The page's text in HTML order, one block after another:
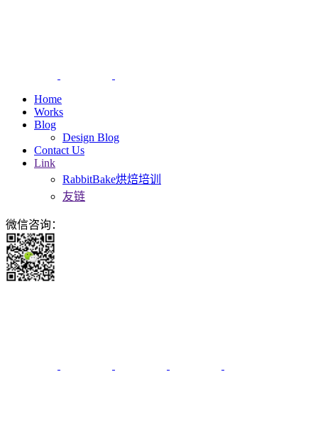
Home
Works
Blog
Design Blog
Contact Us
Link
RabbitBake烘焙培训
友链
微信咨询：